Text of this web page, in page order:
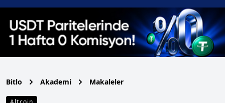
Bitlo Akademi Makaleler